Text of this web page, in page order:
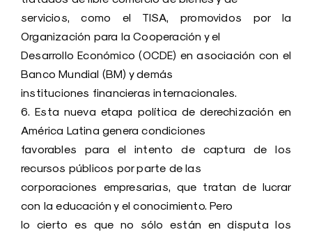
servicios, como el TISA, promovidos por la
Organización para la Cooperación y el
Desarrollo Económico (OCDE) en asociación con el
Banco Mundial (BM) y demás
instituciones financieras internacionales.
6. Esta nueva etapa política de derechización en
América Latina genera condiciones
favorables para el intento de captura de los
recursos públicos por parte de las
corporaciones empresarias, que tratan de lucrar
con la educación y el conocimiento. Pero
lo cierto es que no sólo están en disputa los